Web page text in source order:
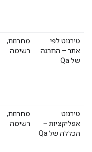
טירגוט לפי
אתר – החרגה
של Qa
מחרוזת,
רשימה
טירגוט
אפליקציות –
הכללה של Qa
מחרוזת,
רשימה